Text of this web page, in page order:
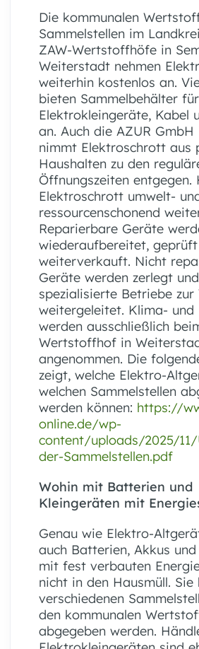
Die kommunalen
Sammelstellen im
ZAW-Wertstoffhöfe in
Weiterstadt nehmen
weiterhin kostenlos an.
bieten Sammelbehälter für
Elektrokleingeräte, Kabel
an. Auch die AZUR GmbH
nimmt Elektroschrott aus
Haushalten zu den
Öffnungszeiten
Elektroschrott umwelt-
ressourcenschonend
Reparierbare Geräte
wiederaufbereitet,
weiterverkauft. Nicht
Geräte werden zerlegt
spezialisierte Betriebe zur
weitergeleitet. Klima- und
werden ausschließlich
Wertstoffhof in
angenommen. Die
zeigt, welche Elektro-
welchen Sammelstellen
werden können: https://
online.de/wp-
content/uploads/2025/
der-Sammelstellen.pdf
Wohin mit Batterien und
Kleingeräten mit
Genau wie Elektro-
auch Batterien, Akkus
mit fest verbauten
nicht in den Hausmüll. Sie
verschiedenen
den kommunalen
abgegeben werden.